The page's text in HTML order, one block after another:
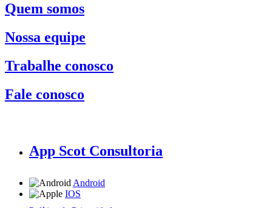
Quem somos
Nossa equipe
Trabalhe conosco
Fale conosco
App Scot Consultoria
Android
IOS